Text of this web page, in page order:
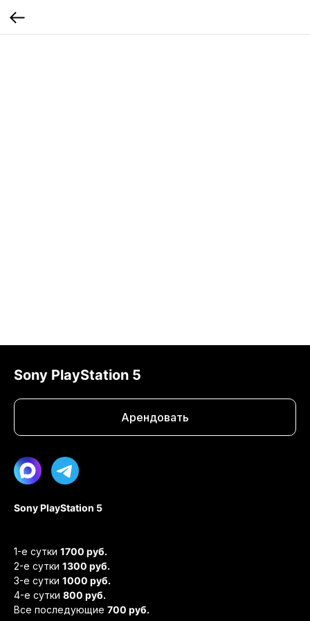
Sony PlayStation 5
Арендовать
Max
444444 Telegram
Sony PlayStation 5
1-е сутки 1700 руб.
2-е сутки 1300 руб.
3-е сутки 1000 руб.
4-е сутки 800 руб.
Все последующие 700 руб.